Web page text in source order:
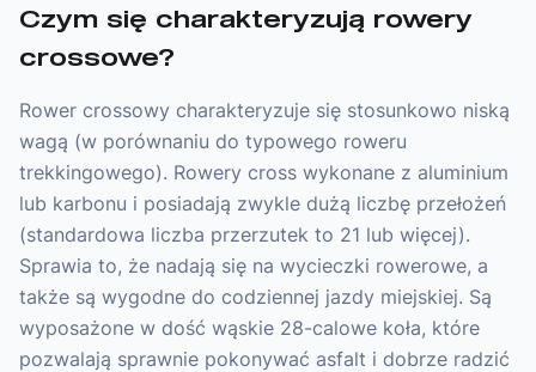
Czym się charakteryzują rowery
crossowe?
Rower crossowy charakteryzuje się stosunkowo niską
wagą (w porównaniu do typowego roweru
trekkingowego). Rowery cross wykonane z aluminium
lub karbonu i posiadają zwykle dużą liczbę przełożeń
(standardowa liczba przerzutek to 21 lub więcej).
Sprawia to, że nadają się na wycieczki rowerowe, a
także są wygodne do codziennej jazdy miejskiej. Są
wyposażone w dość wąskie 28-calowe koła, które
pozwalają sprawnie pokonywać asfalt i dobrze radzić